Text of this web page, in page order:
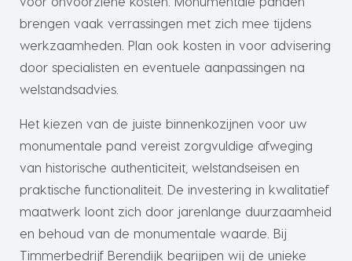
brengen vaak verrassingen met zich mee tijdens
werkzaamheden. Plan ook kosten in voor advisering
door specialisten en eventuele aanpassingen na
welstandsadvies.
Het kiezen van de juiste binnenkozijnen voor uw
monumentale pand vereist zorgvuldige afweging
van historische authenticiteit, welstandseisen en
praktische functionaliteit. De investering in kwalitatief
maatwerk loont zich door jarenlange duurzaamheid
en behoud van de monumentale waarde. Bij
Timmerbedrijf Berendijk begrijpen wij de unieke